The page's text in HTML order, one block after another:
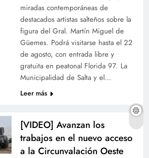
miradas contemporáneas de
destacados artistas salteños sobre la
figura del Gral. Martín Miguel de
Güemes. Podrá visitarse hasta el 22
de agosto, con entrada libre y
gratuita en peatonal Florida 97. La
Municipalidad de Salta y el…
Leer más
[VIDEO] Avanzan los
trabajos en el nuevo acceso
a la Circunvalación Oeste